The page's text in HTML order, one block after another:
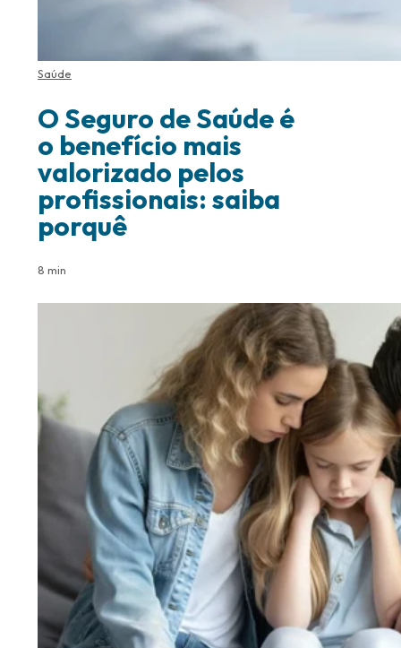
Saúde
O Seguro de Saúde é
o benefício mais
valorizado pelos
profissionais: saiba
porquê
8 min